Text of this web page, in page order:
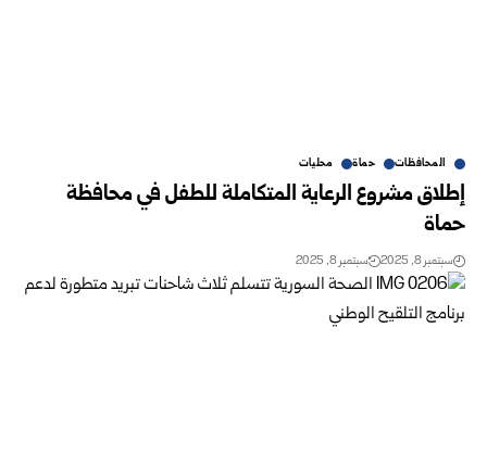
المحافظات حماة محليات
إطلاق مشروع الرعاية المتكاملة للطفل في محافظة
حماة
سبتمبر 8, 2025 سبتمبر 8, 2025